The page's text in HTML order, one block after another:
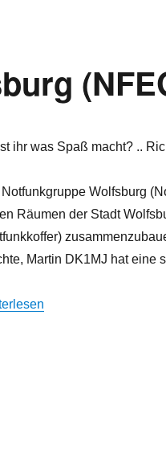
ihr was Spaß macht? ..
Notfunkgruppe Wolfsburg
Räumen der Stadt
Martin DK1MJ hat eine
Wolfsburg (NFEG) H24